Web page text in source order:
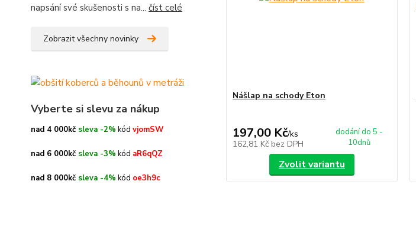
napsání své skušenosti s na... číst celé
Zobrazit všechny novinky
Vyberte si slevu za nákup
nad 4 000kč sleva -2% kód vjomSW
nad 6 000kč sleva -3% kód aR6qQZ
nad 8 000kč sleva -4% kód oe3h9c
Nášlap na schody Eton
197,00 Kč/ks
162,81 Kč bez DPH
dodání do 5 -
10dnů
Zvolit variantu